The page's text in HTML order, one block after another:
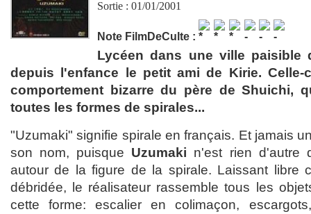
Sortie : 01/01/2001
Note FilmDeCulte :
Lycéen dans une ville paisible
depuis l'enfance le petit ami de Kirie.
comportement bizarre du père de Shuichi,
toutes les formes de spirales...
"Uzumaki" signifie spirale en français. Et jamais
son nom, puisque Uzumaki n'est rien d'autre
autour de la figure de la spirale. Laissant libre
débridée, le réalisateur rassemble tous les
cette forme: escalier en colimaçon,